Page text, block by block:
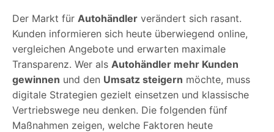
Der Markt für Autohändler verändert sich rasant.
Kunden informieren sich heute überwiegend online,
vergleichen Angebote und erwarten maximale
Transparenz. Wer als Autohändler mehr Kunden
gewinnen und den Umsatz steigern möchte, muss
digitale Strategien gezielt einsetzen und klassische
Vertriebswege neu denken. Die folgenden fünf
Maßnahmen zeigen, welche Faktoren heute